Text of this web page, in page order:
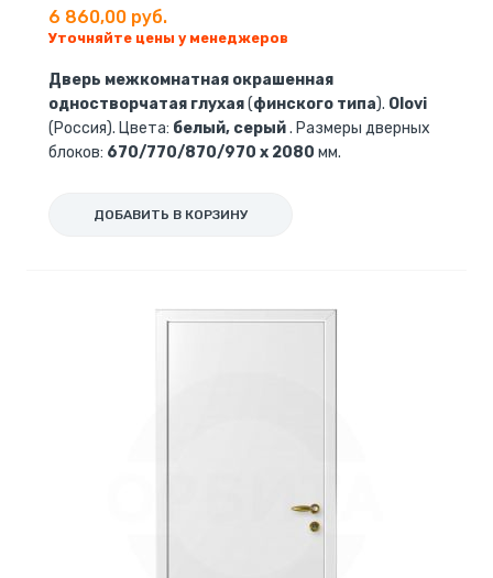
6 860,00 руб.
Уточняйте цены у менеджеров
Дверь межкомнатная окрашенная
одностворчатая глухая(финского типа). Olovi
(Россия). Цвета: белый, серый. Размеры дверных
блоков: 670/770/870/970 х 2080 мм.
ДОБАВИТЬ В КОРЗИНУ